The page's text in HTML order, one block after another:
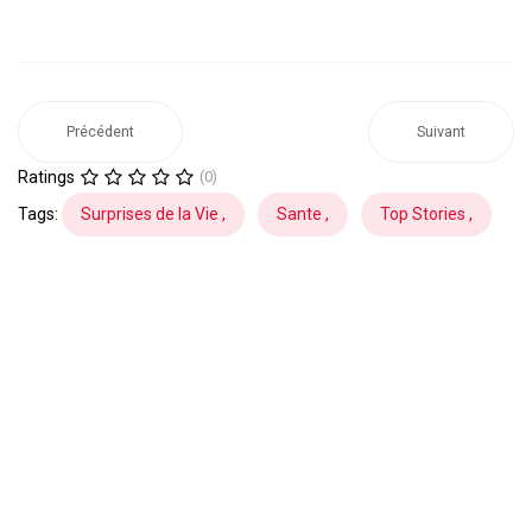
Précédent Suivant
Ratings (0)
Tags: Surprises de la Vie , Sante , Top Stories ,